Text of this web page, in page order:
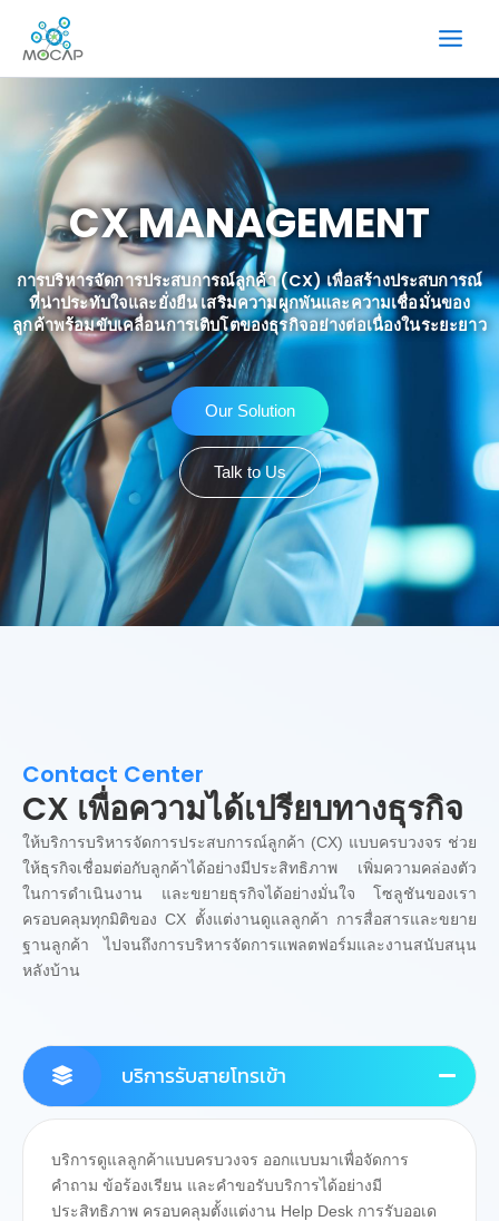
CX MANAGEMENT
การบริหารจัดการประสบการณ์ลูกค้า (CX) เพื่อสร้างประสบการณ์
ที่น่าประทับใจและยั่งยืน เสริมความผูกพันและความเชื่อมั่นของ
ลูกค้าพร้อมขับเคลื่อนการเติบโตของธุรกิจอย่างต่อเนื่องในระยะยาว
Our Solution
Talk to Us
Contact Center
CX เพื่อความได้เปรียบทางธุรกิจ
ให้บริการบริหารจัดการประสบการณ์ลูกค้า (CX) แบบครบวงจร ช่วย
ให้ธุรกิจเชื่อมต่อกับลูกค้าได้อย่างมีประสิทธิภาพ เพิ่มความคล่องตัว
ในการดำเนินงาน และขยายธุรกิจได้อย่างมั่นใจ โซลูชันของเรา
ครอบคลุมทุกมิติของ CX ตั้งแต่งานดูแลลูกค้า การสื่อสารและขยาย
ฐานลูกค้า ไปจนถึงการบริหารจัดการแพลตฟอร์มและงานสนับสนุน
หลังบ้าน
บริการรับสายโทรเข้า
บริการดูแลลูกค้าแบบครบวงจร ออกแบบมาเพื่อจัดการ
คำถาม ข้อร้องเรียน และคำขอรับบริการได้อย่างมี
ประสิทธิภาพ ครอบคลุมตั้งแต่งาน Help Desk การรับออเด